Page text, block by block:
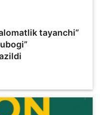
tayanchi”